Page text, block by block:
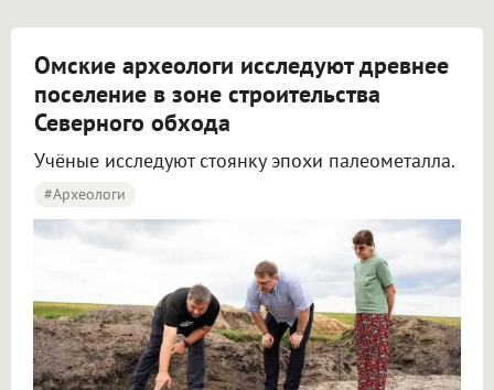
Омские археологи исследуют древнее
поселение в зоне строительства
Северного обхода
Учёные исследуют стоянку эпохи палеометалла.
#археологи